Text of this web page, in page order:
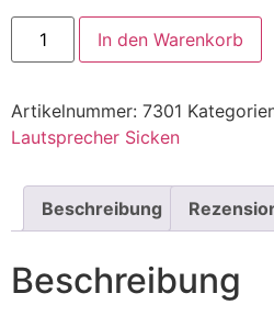
In den Warenkorb
Artikelnummer: 7301
Lautsprecher Sicken
Beschreibung
Beschreibung